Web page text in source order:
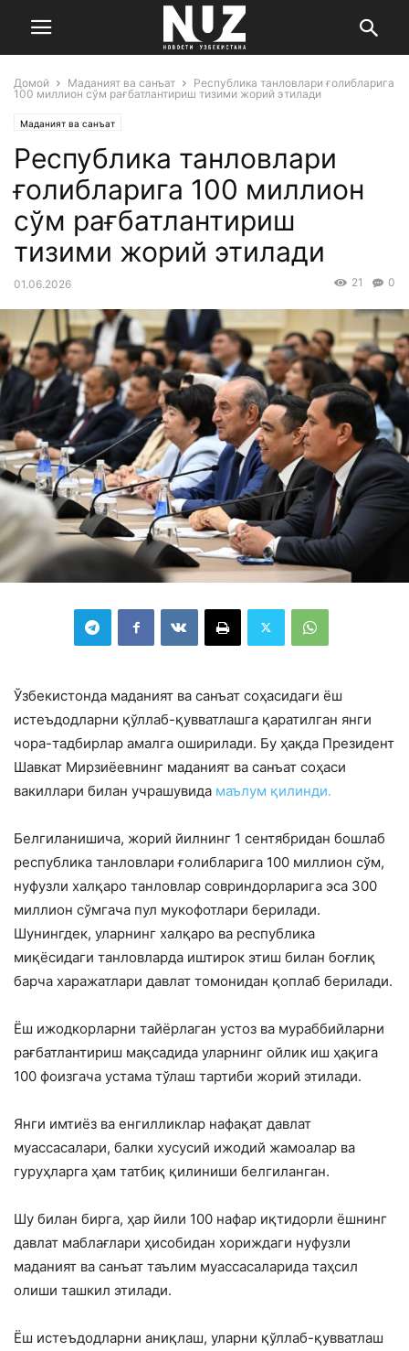
Домой Маданият ва санъат
Республика танловлари ғолибларига
100 миллион сўм рағбатлантириш тизими жорий этилади
Маданият ва санъат
Республика танловлари
ғолибларига 100 миллион
сўм рағбатлантириш
тизими жорий этилади
01.06.2026 0
21
Ўзбекистонда маданият ва санъат соҳасидаги ёш
истеъдодларни қўллаб-қувватлашга қаратилган янги
чора-тадбирлар амалга оширилади. Бу ҳақда Президент
Шавкат Мирзиёевнинг маданият ва санъат соҳаси
вакиллари билан учрашувида маълум қилинди.
Белгиланишича, жорий йилнинг 1 сентябридан бошлаб
республика танловлари ғолибларига 100 миллион сўм,
нуфузли халқаро танловлар совриндорларига эса 300
миллион сўмгача пул мукофотлари берилади.
Шунингдек, уларнинг халқаро ва республика
миқёсидаги танловларда иштирок этиш билан боғлиқ
барча харажатлари давлат томонидан қоплаб берилади.
Ёш ижодкорларни тайёрлаган устоз ва мураббийларни
рағбатлантириш мақсадида уларнинг ойлик иш ҳақига
100 фоизгача устама тўлаш тартиби жорий этилади.
Янги имтиёз ва енгилликлар нафақат давлат
муассасалари, балки хусусий ижодий жамоалар ва
гуруҳларга ҳам татбиқ қилиниши белгиланган.
Шу билан бирга, ҳар йили 100 нафар иқтидорли ёшнинг
давлат маблағлари ҳисобидан хориждаги нуфузли
маданият ва санъат таълим муассасаларида таҳсил
олиши ташкил этилади.
Ёш истеъдодларни аниқлаш, уларни қўллаб-қувватлаш